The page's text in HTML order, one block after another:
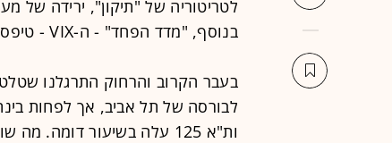
בנוסף, "מדד הפחד" - ה-VIX - טיפס לשיא של שלושה שבועות.
בעבר הקרוב והרחוק התרגלנו
ות"א 125 עלה בשיעור דומה. מה שונה הפעם?